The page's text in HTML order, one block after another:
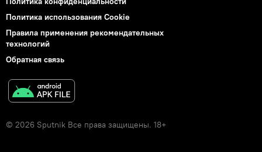
Политика использования Cookie
Правила применения рекомендательных
технологий
Обратная связь
© 2026 Sputnik Все права защищены. 18+